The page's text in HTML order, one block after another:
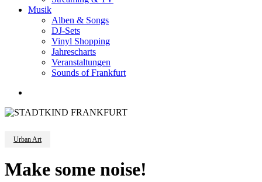
Musik
Alben & Songs
DJ-Sets
Vinyl Shopping
Jahrescharts
Veranstaltungen
Sounds of Frankfurt
Urban Art
Make some noise!